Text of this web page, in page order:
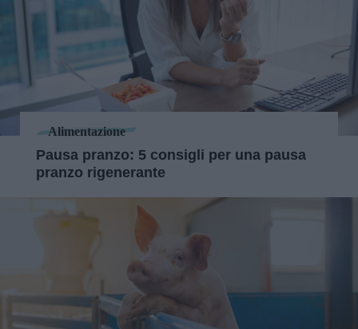
Alimentazione
Pausa pranzo: 5 consigli per una pausa
pranzo rigenerante